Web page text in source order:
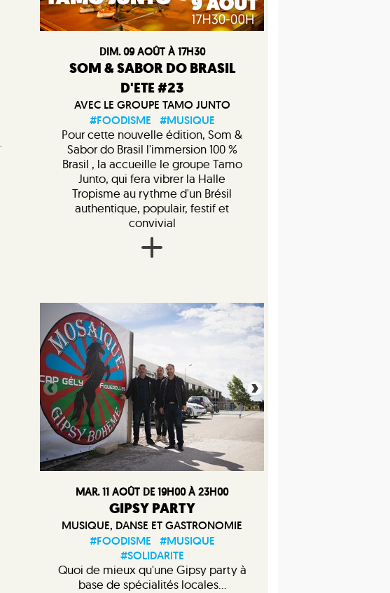
DIM. 09 AOÛT À 17H30
SOM & SABOR DO BRASIL
D'ETE #23
AVEC LE GROUPE TAMO JUNTO
#FOODISME
#MUSIQUE
Pour cette nouvelle édition, Som &
Sabor do Brasil l'immersion 100 %
Brasil , la accueille le groupe Tamo
Junto, qui fera vibrer la Halle
Tropisme au rythme d'un Brésil
authentique, populair, festif et
convivial
MAR. 11 AOÛT DE 19H00 À 23H00
GIPSY PARTY
MUSIQUE, DANSE ET GASTRONOMIE
#FOODISME
#MUSIQUE
#SOLIDARITE
Quoi de mieux qu'une Gipsy party à
base de spécialités locales...